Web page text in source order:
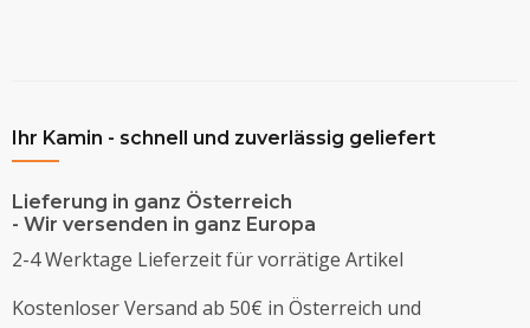
Ihr Kamin - schnell und zuverlässig geliefert
Lieferung in ganz Österreich
- Wir versenden in ganz Europa
2-4 Werktage Lieferzeit für vorrätige Artikel
Kostenloser Versand ab 50€ in Österreich und